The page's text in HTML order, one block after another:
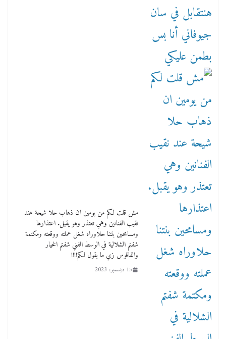
مش قلت لكم من يومين ان ذهاب حلا شيحة عند
نقيب الفنانين وهي تعتذر وهو يقبل. اعتذارها
ومسامحين بنتنا حلاوراه شغل عملته ووقعته ومكتمة
شفتم الشلالية في الوسط الفني شفتم الخيار
والفاقوس زي ما بقول لكم!!!!
15 ديسمبر، 2023